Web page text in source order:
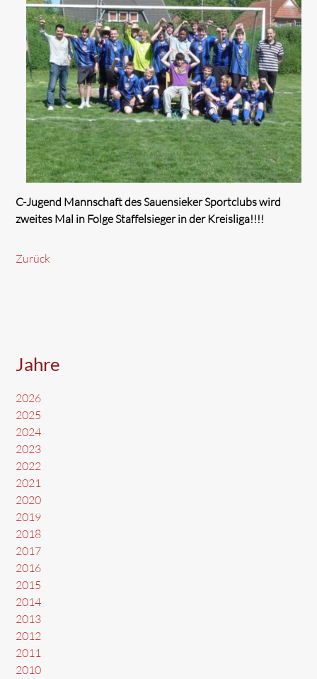
C-Jugend Mannschaft des Sauensieker Sportclubs wird
zweites Mal in Folge Staffelsieger in der Kreisliga!!!!
Zurück
Jahre
2026
2025
2024
2023
2022
2021
2020
2019
2018
2017
2016
2015
2014
2013
2012
2011
2010